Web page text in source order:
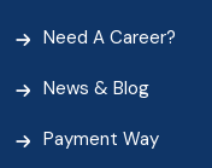
Need A Career?
News & Blog
Payment Way